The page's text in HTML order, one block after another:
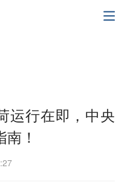
运行在即，中央
！